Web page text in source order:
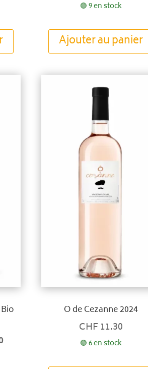
🟢 9 en stock
Ajouter au panier
Le
O de Cezanne 2024
CHF11.30
🟢 6 en stock